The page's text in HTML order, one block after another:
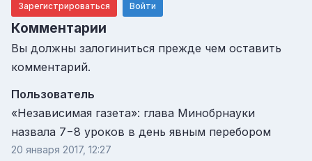
Зарегистрироваться Войти
Комментарии
Вы должны залогиниться прежде чем оставить
комментарий.
Пользователь
«Независимая газета»: глава Минобрнауки
назвала 7−8 уроков в день явным перебором
20 января 2017, 12:27